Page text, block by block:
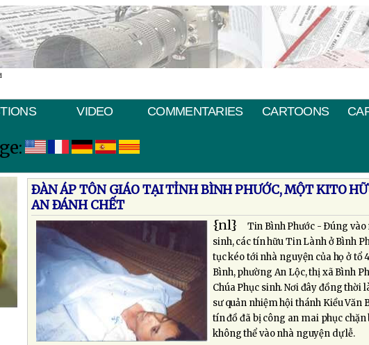
VIDEO COMMENTARIES CARTOONS
ÐÀN ÁP TÔN GIÁO TẠI TỈNH BÌNH PHƯỚC, MỘT KITO
AN ÐÁNH CHẾT
{nl}
Tin Bình Phước - Ðúng vào
sinh, các tín hữu Tin Lành ở Bình
tục kéo tới nhà nguyện của họ ở tổ
Bình, phường An Lộc, thị xã Bình
Chúa Phục sinh. Nơi đây đồng thời
sư quản nhiệm hội thánh Kiều Văn
tín đồ đã bị công an mai phục chặn
không thể vào nhà nguyện dự lễ.